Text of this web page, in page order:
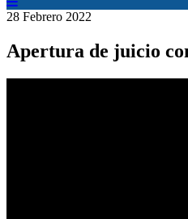
28 Febrero 2022
Apertura de juicio